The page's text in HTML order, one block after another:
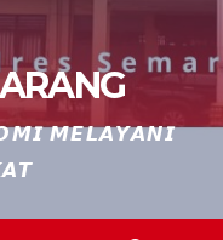
𝙈𝙀𝙇𝘼𝙔𝘼𝙉𝙄